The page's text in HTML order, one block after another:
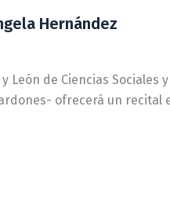
Hernández
de Ciencias Sociales
ofrecerá un recital